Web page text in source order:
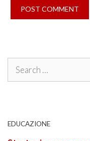
Search
EDUCAZIONE